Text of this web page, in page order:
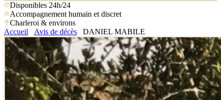
Disponibles 24h/24
Accompagnement humain et discret
Charleroi & environs
Accueil
Avis de décès DANIEL MABILE